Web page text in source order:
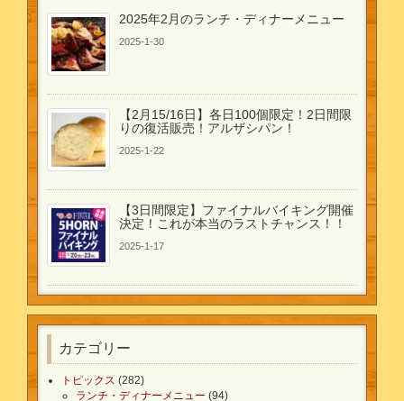
2025年2月のランチ・ディナーメニュー
2025-1-30
【2月15/16日】各日100個限定！2日間限
りの復活販売！アルザシパン！
2025-1-22
【3日間限定】ファイナルバイキング開催
決定！これが本当のラストチャンス！！
2025-1-17
カテゴリー
トピックス (282)
ランチ・ディナーメニュー (94)